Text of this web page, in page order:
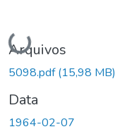
Carregando...
Arquivos
5098.pdf(15,98 MB)
Data
1964-02-07